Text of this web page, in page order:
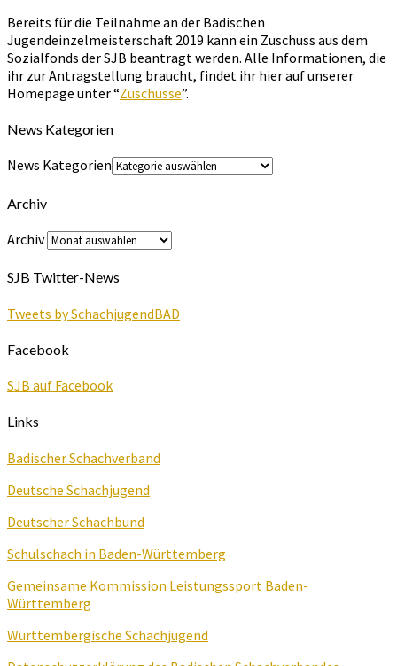
Bereits für die Teilnahme an der Badischen
Jugendeinzelmeisterschaft 2019 kann ein Zuschuss aus dem
Sozialfonds der SJB beantragt werden. Alle Informationen, die
ihr zur Antragstellung braucht, findet ihr hier auf unserer
Homepage unter “Zuschüsse”.
News Kategorien
News Kategorien
Archiv
Archiv
SJB Twitter-News
Tweets by SchachjugendBAD
Facebook
SJB auf Facebook
Links
Badischer Schachverband
Deutsche Schachjugend
Deutscher Schachbund
Schulschach in Baden-Württemberg
Gemeinsame Kommission Leistungssport Baden-
Württemberg
Württembergische Schachjugend